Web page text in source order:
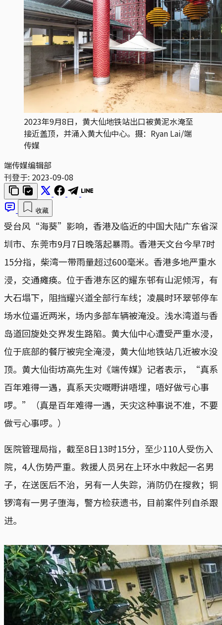
2023年9月8日，黄大仙地铁站出口被黄泥水淹至
接近盖顶，并涌入黄大仙中心。摄：Ryan Lai/端
传媒
端传媒编辑部
刊登于: 2023-09-08
收藏
受台风“海葵”影响，香港及临近的中国大陆广东省深
圳市、东莞市9月7日晚落起暴雨。香港天文台今早7时
15分指，柴湾一带雨量超过600毫米。香港多地严重水
浸，交通瘫痪。位于香港东区的耀东邨有山泥倾泻，有
大石塌下，阻挡耀兴道全部行车线；凌晨时环翠邨停车
场水位逼近两米，场内多部车辆被淹没。浅水湾道与香
岛道回旋处交界发生路陷。黄大仙中心遭受严重水浸，
位于底部的餐厅被完全淹浸，黄大仙地铁站几近被水没
顶。黄大仙街坊高先生对《端传媒》记者表示，“真系
百年难得一遇，真系天灾嘅嘢讲唔埋，唔好做亏心事
啰。”（真是百年难得一遇，天灾这种事说不准，不要
做亏心事啰。）
医院管理局指，截至8日13时15分，至少110人受伤入
院，4人伤势严重。救援人员另在上环水中救起一名男
子，在送医后不治，另有一人失踪，消防仍在搜救；铜
锣湾有一男子堕海，警方检获遗书，目前案件列自杀跟
进。